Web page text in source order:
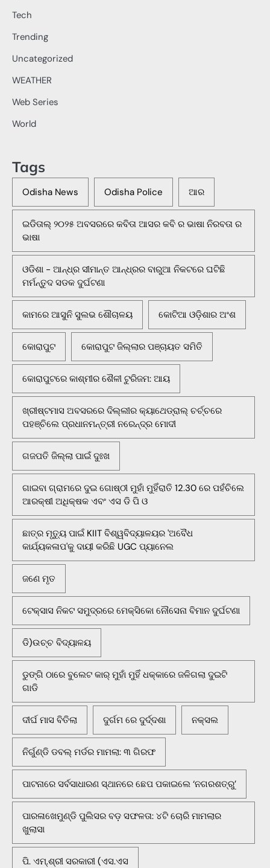
Tech
Trending
Uncategorized
WEATHER
Web Series
World
Tags
Odisha News Odisha Police ଆର
ଇଡିତାଲ୍ ୨୦୨୫ ଅବସରରେ କବିତା ଆସର କବି ର ଭାଷା ନିରବତା ର
ଭାଷା
ଓଡିଶା - ଆନ୍ଧ୍ର ସୀମାନ୍ତ ଆନ୍ଧ୍ରର ବାରୁଆ ନିକଟରେ ଘଟିଛି
ମର୍ମନ୍ତୁଦ ସଡକ ଦୁର୍ଘଟଣା
କାମରେ ଆସୁନି ସୁଲଭ ଶୌଚାଳୟ କୋଟିଆ ଓଡ଼ିଶାର ଅଂଶ
କୋରାପୁଟ କୋରାପୁଟ ଜିଲ୍ଲାର ପଞ୍ଚାୟତ ସମିତି
କୋରାପୁଟରେ କାଶ୍ମୀର ଶୈଳୀ ଟୁରିଜମ: ଆୟ
ଖ୍ରୀଷ୍ଟମାସ ଅବସରରେ ଦିଲ୍ଲୀର କ୍ୟାଥେଡ୍ରାଲ୍ ଚର୍ଚ୍ଚରେ
ପହଞ୍ଚିଲେ ପ୍ରଧାନମନ୍ତ୍ରୀ ନରେନ୍ଦ୍ର ମୋଦୀ
ଗଜପତି ଜିଲ୍ଲା ପାଇଁ ଦୁଃଖ
ଗାଇବା ଗ୍ରାମରେ ଦୁଇ ଗୋଷ୍ଠୀ ମୁହାଁ ମୁହିଁରାତି 12.30 ରେ ପହଁଚିଲେ
ଆରକ୍ଷୀ ଅଧିକ୍ଷକ ଏବଂ ଏସ ଡି ପି ଓ
ଛାତ୍ର ମୃତ୍ୟୁ ପାଇଁ KIIT ବିଶ୍ୱବିଦ୍ୟାଳୟର 'ଅବୈଧ
କାର୍ଯ୍ୟକଳାପ'କୁ ଦାୟୀ କରିଛି UGC ପ୍ୟାନେଲ
ଜଣେ ମୃତ
ଟେକ୍ସାସ ନିକଟ ସମୁଦ୍ରରେ ମେକ୍ସିକୋ ନୌସେନା ବିମାନ ଦୁର୍ଘଟଣା
ଡି)ଉଚ୍ଚ ବିଦ୍ୟାଳୟ
ଡୁଙ୍ଗି ଠାରେ ବୁଲେଟ କାର୍ ମୁହାଁ ମୁହିଁ ଧକ୍କାରେ ଜଳିଗଲା ଦୁଇଟି
ଗାଡି
ଦୀର୍ଘ ମାସ ବିତିଲା ଦୁର୍ଗମ ରେ ଦୁର୍ଦ୍ଦଶା ନକ୍ସଲ
ନିର୍ଗୁଣ୍ଡି ଡବଲ୍ ମର୍ଡର ମାମଲା: ୩ ଗିରଫ
ପାଟନାରେ ସର୍ବସାଧାରଣ ସ୍ଥାନରେ ଛେପ ପକାଇଲେ ‘ନଗରଶତ୍ରୁ’
ପାରଳାଖେମୁଣ୍ଡି ପୁଲିସର ବଡ଼ ସଫଳତା: ୪ଟି ଚୋରି ମାମଲାର
ଖୁଲାସା
ପି. ଏମ୍.ଶ୍ରୀ ସରକାରୀ (ଏସ.ଏସ